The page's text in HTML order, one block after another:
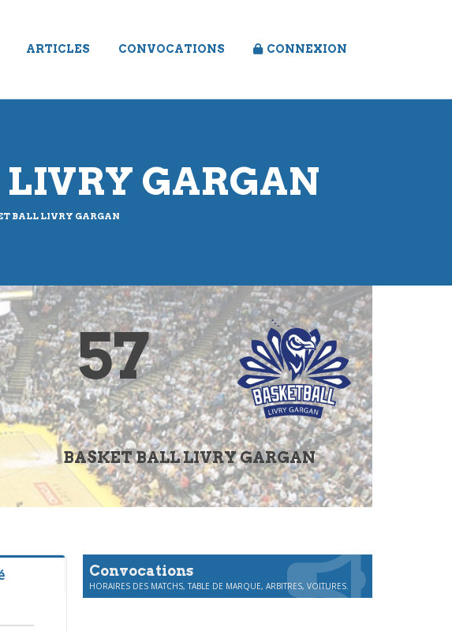
ARTICLES CONVOCATIONS CONNEXION
LIVRY GARGAN
BALL LIVRY GARGAN
57
BASKET BALL LIVRY GARGAN
Convocations
HORAIRES DES MATCHS, TABLE DE MARQUE, ARBITRES, VOITURES.